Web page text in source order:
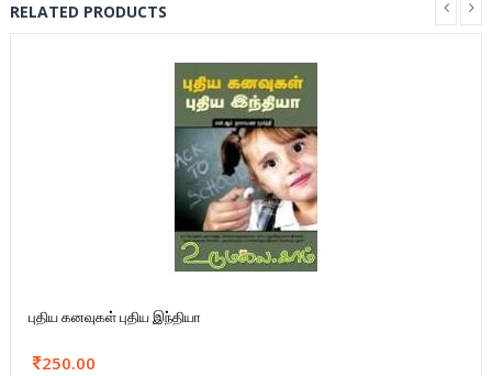
RELATED PRODUCTS
புதிய கனவுகள் புதிய இந்தியா
250.00